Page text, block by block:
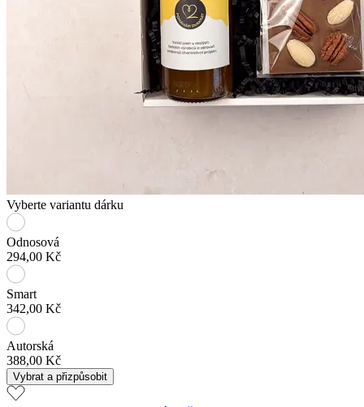
Vyberte variantu dárku
Odnosová
294,00 Kč
Smart
342,00 Kč
Autorská
388,00 Kč
Vybrat a přizpůsobit